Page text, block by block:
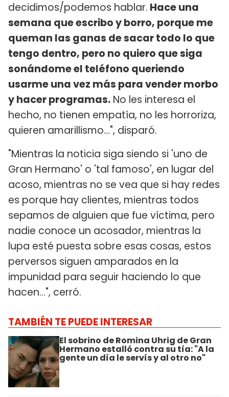
decidimos/podemos hablar. Hace una
semana que escribo y borro, porque me
queman las ganas de sacar todo lo que
tengo dentro, pero no quiero que siga
sonándome el teléfono queriendo
usarme una vez más para vender morbo
y hacer programas. No les interesa el
hecho, no tienen empatía, no les horroriza,
quieren amarillismo...", disparó.
"Mientras la noticia siga siendo si 'uno de
Gran Hermano' o 'tal famoso', en lugar del
acoso, mientras no se vea que si hay redes
es porque hay clientes, mientras todos
sepamos de alguien que fue víctima, pero
nadie conoce un acosador, mientras la
lupa esté puesta sobre esas cosas, estos
perversos siguen amparados en la
impunidad para seguir haciendo lo que
hacen...", cerró.
TAMBIÉN TE PUEDE INTERESAR
El sobrino de Romina Uhrig de Gran
Hermano estalló contra su tía: "A la
gente un día le servís y al otro no"